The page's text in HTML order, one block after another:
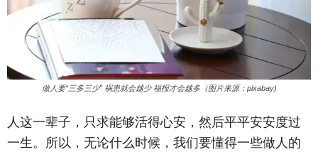
做人要“三多三少” 祸患就会越少 福报才会越多（图片来源：pixabay)
人这一辈子，只求能够活得心安，然后平平安安度过
一生。所以，无论什么时候，我们要懂得一些做人的